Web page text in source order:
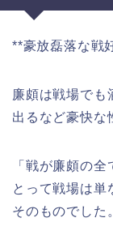
**豪放磊落な戦
廉頗は戦場でも
出るなど豪快な
「戦が廉頗の
とって戦場は単
そのものでした。